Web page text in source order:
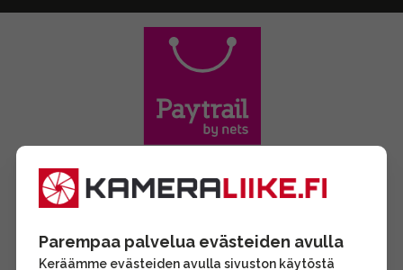
Parempaa palvelua evästeiden avulla
Keräämme evästeiden avulla sivuston käytöstä